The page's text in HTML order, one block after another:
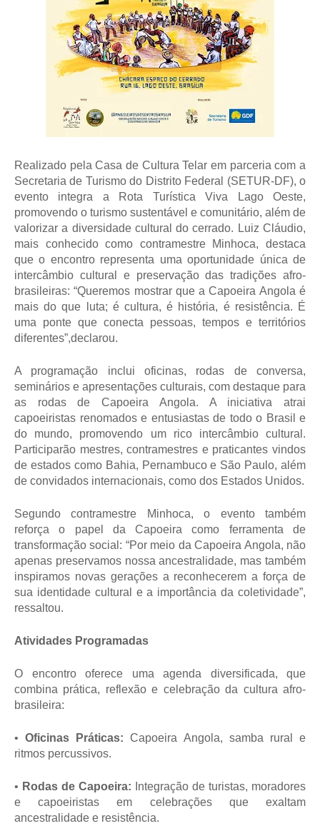
Realizado pela Casa de Cultura Telar em parceria com a
Secretaria de Turismo do Distrito Federal (SETUR-DF), o
evento integra a Rota Turística Viva Lago Oeste,
promovendo o turismo sustentável e comunitário, além de
valorizar a diversidade cultural do cerrado. Luiz Cláudio,
mais conhecido como contramestre Minhoca, destaca
que o encontro representa uma oportunidade única de
intercâmbio cultural e preservação das tradições afro-
brasileiras: “Queremos mostrar que a Capoeira Angola é
mais do que luta; é cultura, é história, é resistência. É
uma ponte que conecta pessoas, tempos e territórios
diferentes”,declarou.
A programação inclui oficinas, rodas de conversa,
seminários e apresentações culturais, com destaque para
as rodas de Capoeira Angola. A iniciativa atrai
capoeiristas renomados e entusiastas de todo o Brasil e
do mundo, promovendo um rico intercâmbio cultural.
Participarão mestres, contramestres e praticantes vindos
de estados como Bahia, Pernambuco e São Paulo, além
de convidados internacionais, como dos Estados Unidos.
Segundo contramestre Minhoca, o evento também
reforça o papel da Capoeira como ferramenta de
transformação social: “Por meio da Capoeira Angola, não
apenas preservamos nossa ancestralidade, mas também
inspiramos novas gerações a reconhecerem a força de
sua identidade cultural e a importância da coletividade”,
ressaltou.
Atividades Programadas
O encontro oferece uma agenda diversificada, que
combina prática, reflexão e celebração da cultura afro-
brasileira:
•Oficinas Práticas: Capoeira Angola, samba rural e
ritmos percussivos.
• Rodas de Capoeira: Integração de turistas, moradores
e capoeiristas em celebrações que exaltam
ancestralidade e resistência.